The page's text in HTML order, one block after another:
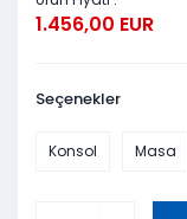
1.456,00 EUR
Seçenekler
Konsol Masa